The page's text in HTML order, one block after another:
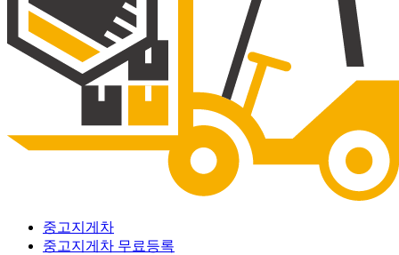
중고지게차
중고지게차 무료등록